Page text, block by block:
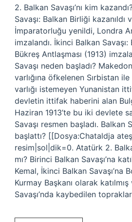
2. Balkan Savaşı’nı kim
Savaşı: Balkan Birliği kazanıldı
İmparatorluğu yenildi, Londra
imzalandı. İkinci Balkan
Bükreş Antlaşması (1913)
Savaşı neden başladı?
varlığına öfkelenen Sırbistan ile
varlığı istemeyen Yunanistan
devletin ittifak haberini alan
Haziran 1913’te bu iki devlete
Savaşı resmen başladı. Balkan
başlattı? [[Dosya:Chataldja
resim|sol|dik=0. Atatürk 2.
mı? Birinci Balkan Savaşı’na
Kemal, İkinci Balkan Savaşı’na
Kurmay Başkanı olarak
Savaşı’nda kaybedilen